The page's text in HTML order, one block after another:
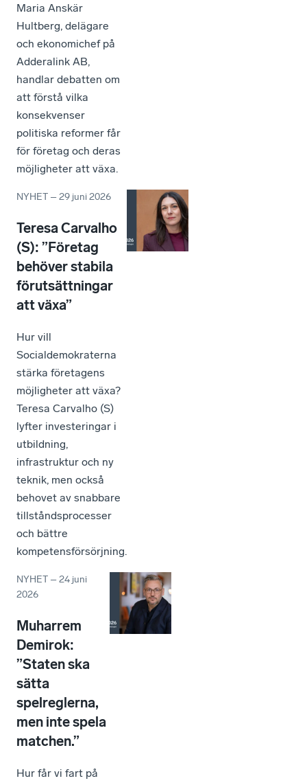
Maria Anskär
Hultberg, delägare
och ekonomichef på
Adderalink AB,
handlar debatten om
att förstå vilka
konsekvenser
politiska reformer får
för företag och deras
möjligheter att växa.
NYHET –29 juni 2026
Teresa Carvalho
(S): ”Företag
behöver stabila
förutsättningar
att växa”
Hur vill
Socialdemokraterna
stärka företagens
möjligheter att växa?
Teresa Carvalho (S)
lyfter investeringar i
utbildning,
infrastruktur och ny
teknik, men också
behovet av snabbare
tillståndsprocesser
och bättre
kompetensförsörjning.
NYHET –24 juni
2026
Muharrem
Demirok:
”Staten ska
sätta
spelreglerna,
men inte spela
matchen.”
Hur får vi fart på